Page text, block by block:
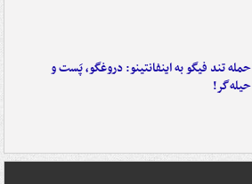
حمله تند فیگو به اینفانتینو: دروغگو، پَست‌ و
حیله‌گر!